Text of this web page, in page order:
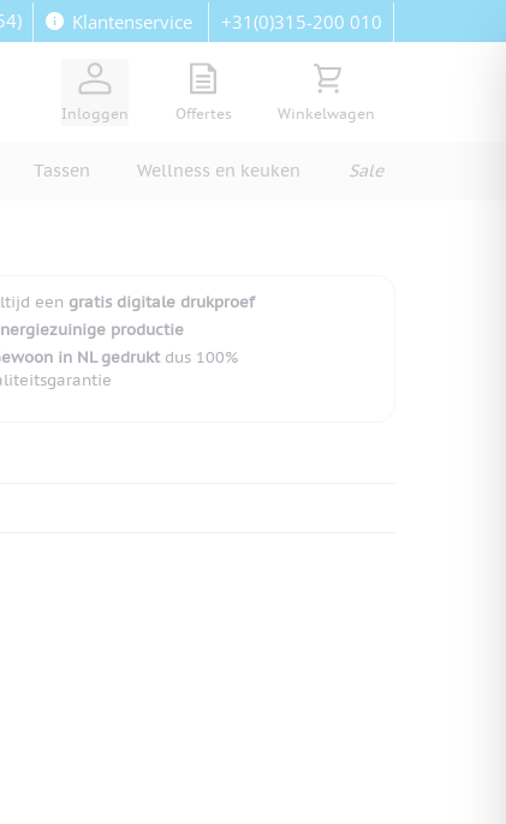
Klantenservice +31(0)315-200 010
Inloggen
View quote, Quote is empty
Offertes
Bekijk winkelwagen,
Winkelwagen
Tassen Wellness en keuken Sale
een gratis digitale drukproef
productie
in NL gedruktdus 100%